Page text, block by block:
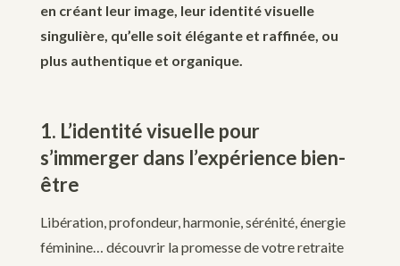
en créant leur image, leur identité visuelle
singulière, qu’elle soit élégante et raffinée, ou
plus authentique et organique.
1. L’identité visuelle pour
s’immerger dans l’expérience bien-
être
Libération, profondeur, harmonie, sérénité, énergie
féminine… découvrir la promesse de votre retraite